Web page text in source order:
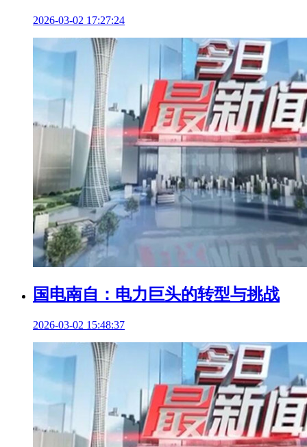
2026-03-02 17:27:24
国电南自：电力巨头的转型与挑战
2026-03-02 15:48:37